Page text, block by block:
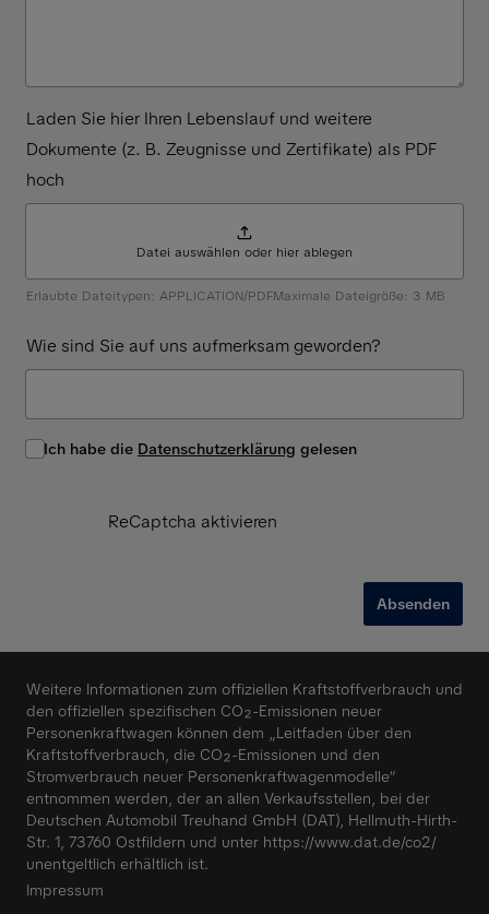
Laden Sie hier Ihren Lebenslauf und weitere
Dokumente (z. B. Zeugnisse und Zertifikate) als PDF
hoch
Datei auswählen oder hier ablegen
Erlaubte Dateitypen: APPLICATION/PDFMaximale Dateigröße: 3 MB
Wie sind Sie auf uns aufmerksam geworden?
Ich habe die Datenschutzerklärung gelesen
ReCaptcha aktivieren
Absenden
Impressum
Weitere Informationen zum offiziellen Kraftstoffverbrauch und
den offiziellen spezifischen CO₂-Emissionen neuer
Personenkraftwagen können dem „Leitfaden über den
Kraftstoffverbrauch, die CO₂-Emissionen und den
Stromverbrauch neuer Personenkraftwagenmodelle“
entnommen werden, der an allen Verkaufsstellen, bei der
Deutschen Automobil Treuhand GmbH (DAT), Hellmuth-Hirth-
Str. 1, 73760 Ostfildern und unter https://www.dat.de/co2/
unentgeltlich erhältlich ist.